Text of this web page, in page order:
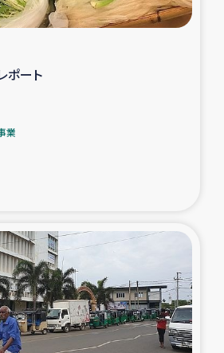
経済自立支援事業
居場所づくり
者への食料支援と農家生産支援
おける被災住民への緊急支援
を通した女性グループの生計支援
食生活改善による栄養改善事業
ポート
業